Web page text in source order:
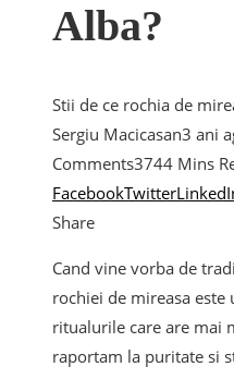
Alba?
Stii de ce rochia de
Sergiu Macicasan3 ani
Comments3744 Mins
FacebookTwitter
Share
Cand vine vorba de
rochiei de mireasa este
ritualurile care are mai
raportam la puritate si